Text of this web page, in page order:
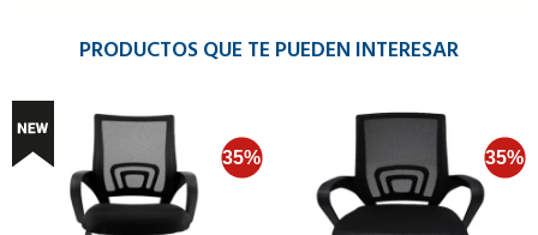
PRODUCTOS QUE TE PUEDEN INTERESAR